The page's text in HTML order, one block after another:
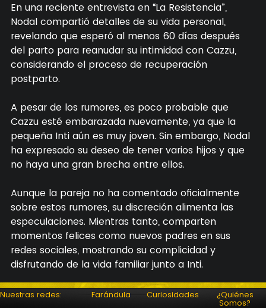
En una reciente entrevista en “La Resistencia”,
Nodal compartió detalles de su vida personal,
revelando que esperó al menos 60 días después
del parto para reanudar su intimidad con Cazzu,
considerando el proceso de recuperación
postparto.
A pesar de los rumores, es poco probable que
Cazzu esté embarazada nuevamente, ya que la
pequeña Inti aún es muy joven. Sin embargo, Nodal
ha expresado su deseo de tener varios hijos y que
no haya una gran brecha entre ellos.
Aunque la pareja no ha comentado oficialmente
sobre estos rumores, su discreción alimenta las
especulaciones. Mientras tanto, comparten
momentos felices como nuevos padres en sus
redes sociales, mostrando su complicidad y
disfrutando de la vida familiar junto a Inti.
Nuestras redes: Farándula Curiosidades
¿Quiénes
Somos?